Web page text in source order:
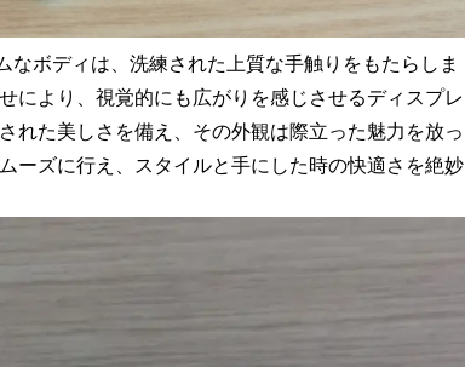
ボディは、洗練された上質な手触りをもたらしま
により、視覚的にも広がりを感じさせるディスプレ
れた美しさを備え、その外観は際立った魅力を放っ
ーズに行え、スタイルと手にした時の快適さを絶妙